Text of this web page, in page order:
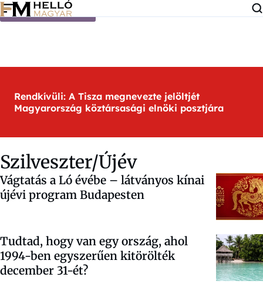
Ugrás a tartalomra
Rendkívüli: A Tisza megnevezte jelöltjét
Magyarország köztársasági elnöki posztjára
Szilveszter/Újév
Vágtatás a Ló évébe – látványos kínai
újévi program Budapesten
Tudtad, hogy van egy ország, ahol
1994-ben egyszerűen kitörölték
december 31-ét?